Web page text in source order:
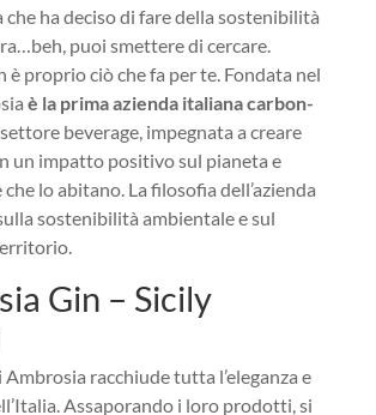
che ha deciso di fare della sostenibilità
puoi smettere di cercare.
è proprio ciò che fa per te. Fondata nel
è la prima azienda italiana carbon-
beverage, impegnata a creare
un impatto positivo sul pianeta e
lo abitano. La filosofia dell’azienda
sostenibilità ambientale e sul
Gin – Sicily
racchiude tutta l’eleganza e
Assaporando i loro prodotti, si